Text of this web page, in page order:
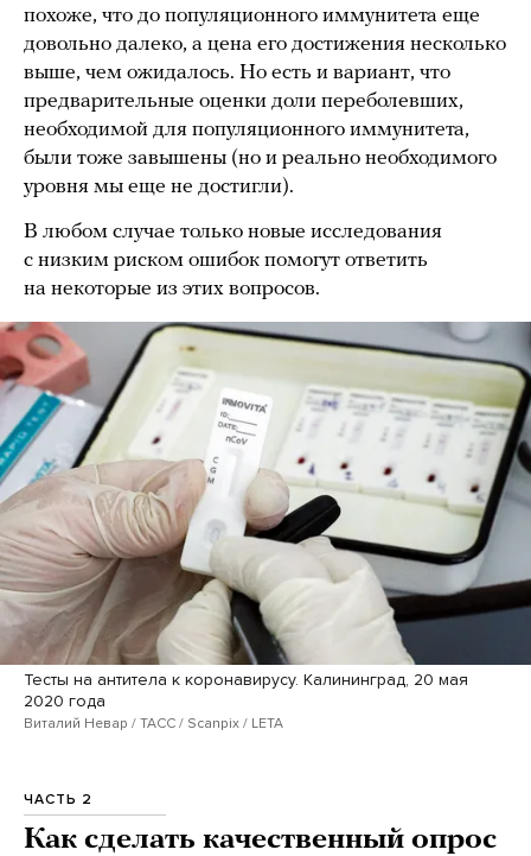
похоже, что до популяционного иммунитета еще
довольно далеко, а цена его достижения несколько
выше, чем ожидалось. Но есть и вариант, что
предварительные оценки доли переболевших,
необходимой для популяционного иммунитета,
были тоже завышены (но и реально необходимого
уровня мы еще не достигли).
В любом случае только новые исследования
с низким риском ошибок помогут ответить
на некоторые из этих вопросов.
Тесты на антитела к коронавирусу. Калининград, 20 мая
2020 года
Виталий Невар / ТАСС / Scanpix / LETA
ЧАСТЬ 2
Как сделать качественный опрос